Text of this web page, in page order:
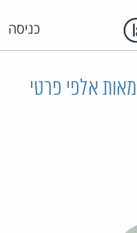
כניסה
אלפי פרטי